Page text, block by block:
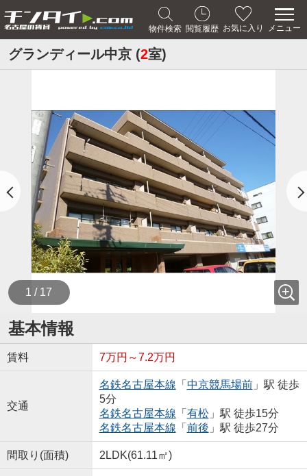
物件検索 閲覧履歴 お気に入り メニュー
グランディール中京 (2室)
1 / 17
基本情報
賃料 7万円～7.2万円
交通
名鉄名古屋本線 「 中京競馬場前」駅 徒歩
5分
名鉄名古屋本線 「 有松」駅 徒歩15分
名鉄名古屋本線 「 前後 」駅 徒歩27分
間取り(面積) 2LDK(61.11㎡)